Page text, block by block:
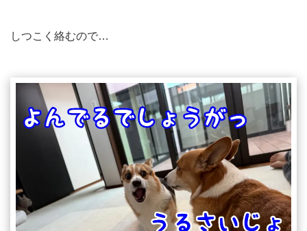
しつこく絡むので…